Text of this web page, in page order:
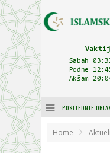
POSLJEDNJE
Home